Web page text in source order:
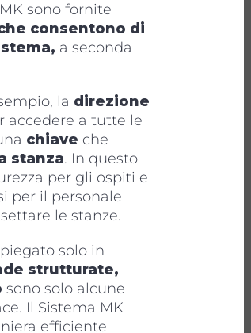
sono fornite
consentono di
a seconda
la direzione
accedere a tutte le
chiave che
stanza. In questo
per gli ospiti e
per il personale
le stanze.
solo in
strutturate,
sono solo alcune
Il Sistema MK
efficiente